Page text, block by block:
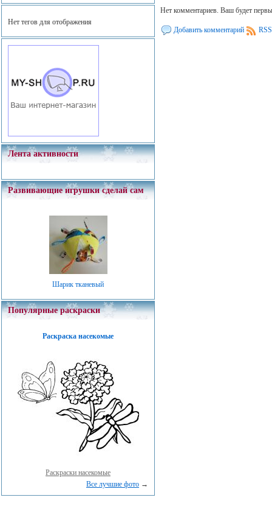
Нет тегов для отображения
Лента активности
Развивающие игрушки сделай сам
Шарик тканевый
Популярные раскраски
Раскраска насекомые
Раскраски насекомые
Все лучшие фото →
Нет комментариев. Ваш будет
Добавить комментарий